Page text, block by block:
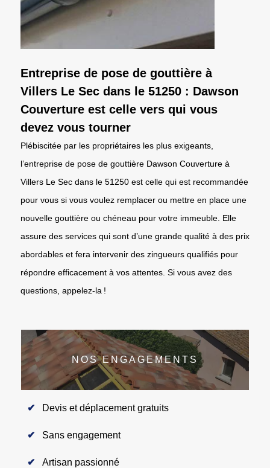
Entreprise de pose de gouttière à
Villers Le Sec dans le 51250 : Dawson
Couverture est celle vers qui vous
devez vous tourner
Plébiscitée par les propriétaires les plus exigeants,
l’entreprise de pose de gouttière Dawson Couverture à
Villers Le Sec dans le 51250 est celle qui est recommandée
pour vous si vous voulez remplacer ou mettre en place une
nouvelle gouttière ou chéneau pour votre immeuble. Elle
assure des services qui sont d’une grande qualité à des prix
abordables et fera intervenir des zingueurs qualifiés pour
répondre efficacement à vos attentes. Si vous avez des
questions, appelez-la !
NOS ENGAGEMENTS
Devis et déplacement gratuits
Sans engagement
Artisan passionné